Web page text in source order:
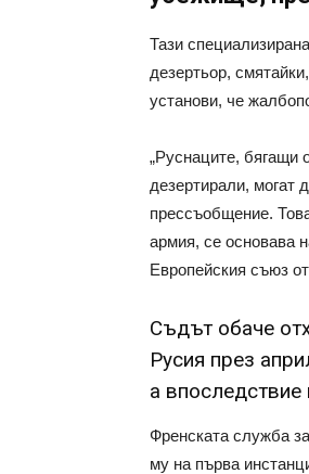
Тази
дезертьор,
установи, че
„Руснаците, бягащи
дезертирали, могат
прессъобщение.
армия, се основава
Европейския съюз
Съдът обаче
Русия през
а впоследствие
Френската служба
му на първа